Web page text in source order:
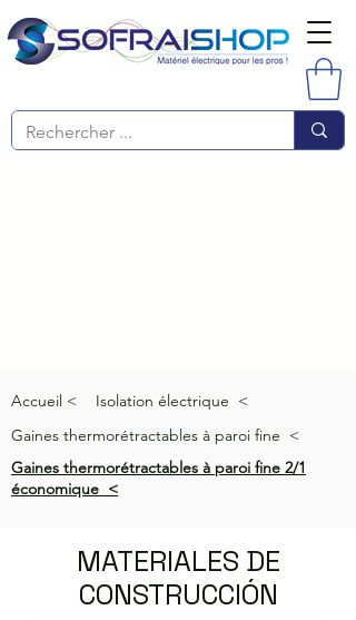
Accueil <
Isolation électrique <
Gaines thermorétractables à paroi fine <
Gaines thermorétractables à paroi fine 2/1
économique <
MATERIALES DE
CONSTRUCCIÓN